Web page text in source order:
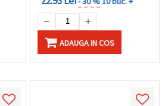
ADAUGA IN COS